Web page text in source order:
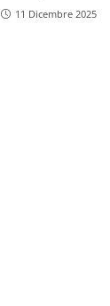
11 Dicembre 2025